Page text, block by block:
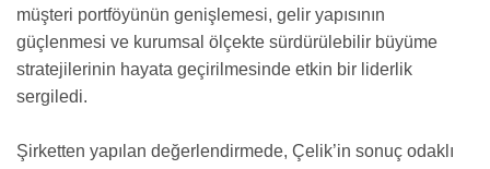
müşteri portföyünün genişlemesi, gelir yapısının
güçlenmesi ve kurumsal ölçekte sürdürülebilir büyüme
stratejilerinin hayata geçirilmesinde etkin bir liderlik
sergiledi.
Şirketten yapılan değerlendirmede, Çelik’in sonuç odaklı